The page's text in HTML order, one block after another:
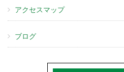
アクセスマップ
ブログ